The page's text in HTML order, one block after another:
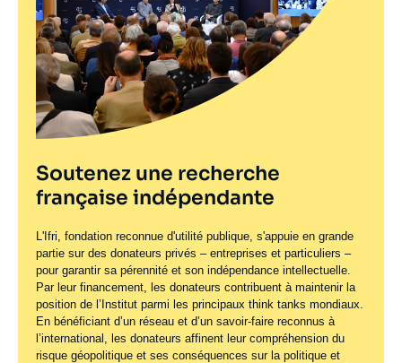
Soutenez une recherche
française indépendante
L'Ifri, fondation reconnue d'utilité publique, s'appuie en grande
partie sur des donateurs privés – entreprises et particuliers –
pour garantir sa pérennité et son indépendance intellectuelle.
Par leur financement, les donateurs contribuent à maintenir la
position de l’Institut parmi les principaux think tanks mondiaux.
En bénéficiant d’un réseau et d’un savoir-faire reconnus à
l’international, les donateurs affinent leur compréhension du
risque géopolitique et ses conséquences sur la politique et